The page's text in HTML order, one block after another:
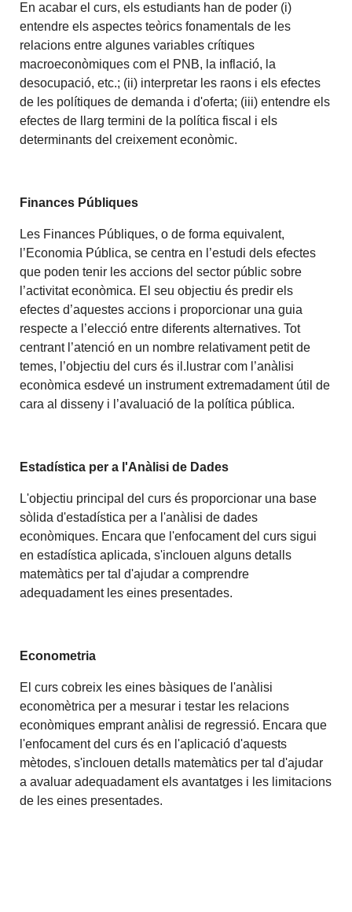
En acabar el curs, els estudiants han de poder (i)
entendre els aspectes teòrics fonamentals de les
relacions entre algunes variables crítiques
macroeconòmiques com el PNB, la inflació, la
desocupació, etc.; (ii) interpretar les raons i els efectes
de les polítiques de demanda i d'oferta; (iii) entendre els
efectes de llarg termini de la política fiscal i els
determinants del creixement econòmic.
Finances Públiques
Les Finances Públiques, o de forma equivalent,
l’Economia Pública, se centra en l’estudi dels efectes
que poden tenir les accions del sector públic sobre
l’activitat econòmica. El seu objectiu és predir els
efectes d’aquestes accions i proporcionar una guia
respecte a l’elecció entre diferents alternatives. Tot
centrant l’atenció en un nombre relativament petit de
temes, l’objectiu del curs és il.lustrar com l’anàlisi
econòmica esdevé un instrument extremadament útil de
cara al disseny i l’avaluació de la política pública.
Estadística per a l'Anàlisi de Dades
L'objectiu principal del curs és proporcionar una base
sòlida d'estadística per a l'anàlisi de dades
econòmiques. Encara que l'enfocament del curs sigui
en estadística aplicada, s'inclouen alguns detalls
matemàtics per tal d'ajudar a comprendre
adequadament les eines presentades.
Econometria
El curs cobreix les eines bàsiques de l'anàlisi
economètrica per a mesurar i testar les relacions
econòmiques emprant anàlisi de regressió. Encara que
l'enfocament del curs és en l'aplicació d'aquests
mètodes, s'inclouen detalls matemàtics per tal d'ajudar
a avaluar adequadament els avantatges i les limitacions
de les eines presentades.